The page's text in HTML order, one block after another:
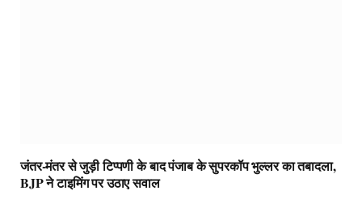
जंतर-मंतर से जुड़ी टिप्पणी के बाद पंजाब के सुपरकॉप भुल्लर का तबादला,
BJP ने टाइमिंग पर उठाए सवाल